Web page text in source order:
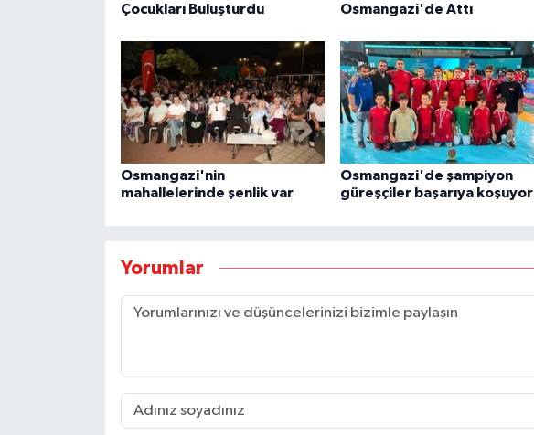
Çocukları Buluşturdu
Osmangazi'de Attı
Osmangazi'nin
mahallelerinde şenlik var
Osmangazi'de şampiyon
güreşçiler başarıya koşuyor
Yorumlar